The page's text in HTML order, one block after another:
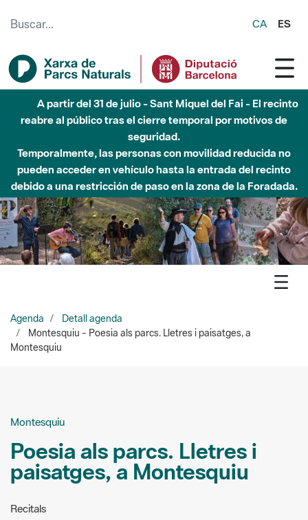
CA ES
A partir del 31 de julio - Sant Miquel del Fai - El recinto
reabre al público tras el cierre temporal por motivos de
seguridad.
Temporalmente, las personas con movilidad reducida no
pueden acceder en vehículo hasta la entrada del recinto
debido a una restricción de paso en la zona de la Foradada.
Agenda
Detall agenda
Montesquiu - Poesia als parcs. Lletres i paisatges, a
Montesquiu
Montesquiu
Poesia als parcs. Lletres i
paisatges, a Montesquiu
Recitals